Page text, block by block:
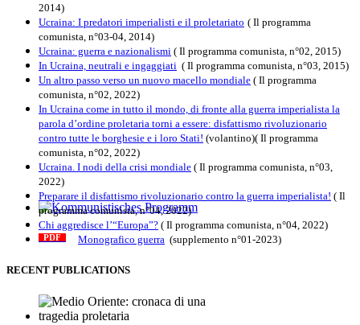
Kommunistisches Programm
PDF n°10 - 2026
2014)
Ucraina: I predatori imperialisti e il proletariato ( Il programma
comunista, n°03-04, 2014)
Ucraina: guerra e nazionalismi ( Il programma comunista, n°02, 2015)
In Ucraina, neutrali e ingaggiati ( Il programma comunista, n°03, 2015)
Un altro passo verso un nuovo macello mondiale ( Il programma
comunista, n°02, 2022)
In Ucraina come in tutto il mondo, di fronte alla guerra imperialista la
parola d’ordine proletaria torni a essere: disfattismo rivoluzionario
contro tutte le borghesie e i loro Stati! (volantino)( Il programma
comunista, n°02, 2022)
Ucraina. I nodi della crisi mondiale ( Il programma comunista, n°03,
2022)
Preparare il disfattismo rivoluzionario contro la guerra imperialista! ( Il
programma comunista, n°04, 2022)
Chi aggredisce l’“Europa”? ( Il programma comunista, n°04, 2022)
Monografico guerra (supplemento n°01-2023)
RECENT PUBLICATIONS